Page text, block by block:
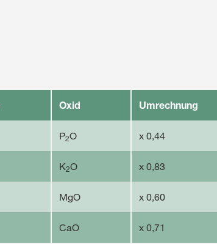
Oxid Umrechnung
P2O x 0,44
K2O x 0,83
MgO x 0,60
CaO x 0,71